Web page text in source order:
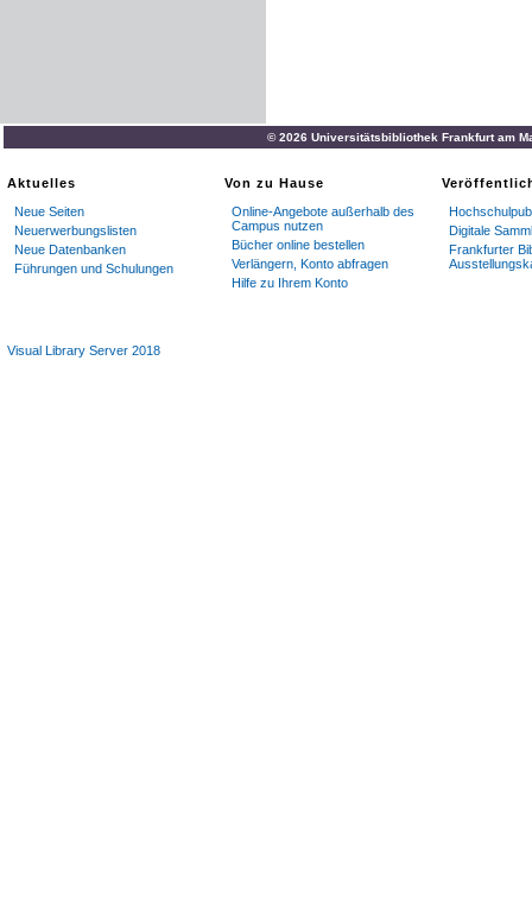
© 2026 Universitätsbibliothek Frankfurt am
Aktuelles
Neue Seiten
Neuerwerbungslisten
Neue Datenbanken
Führungen und Schulungen
Von zu Hause
Online-Angebote außerhalb des
Campus nutzen
Bücher online bestellen
Verlängern, Konto abfragen
Hilfe zu Ihrem Konto
Digitale
Frankfurter
Visual Library Server 2018